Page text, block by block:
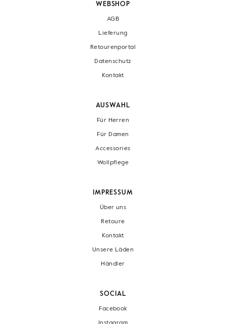
WEBSHOP
AGB
Lieferung
Retourenportal
Datenschutz
Kontakt
AUSWAHL
Für Herren
Für Damen
Accessories
Wollpflege
IMPRESSUM
Über uns
Retoure
Kontakt
Unsere Läden
Händler
SOCIAL
Facebook